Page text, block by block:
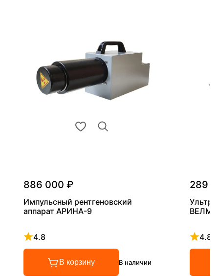
886 000 ₽
Импульсный рентгеновский
аппарат АРИНА-9
4.8
Рейтинг 4.8 из 5
В корзину В наличии
289
4.8